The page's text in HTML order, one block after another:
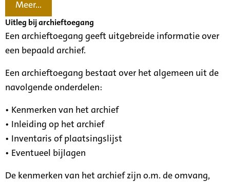
Meer...
Uitleg bij archieftoegang
Een archieftoegang geeft uitgebreide informatie over
een bepaald archief.
Een archieftoegang bestaat over het algemeen uit de
navolgende onderdelen:
• Kenmerken van het archief
• Inleiding op het archief
• Inventaris of plaatsingslijst
• Eventueel bijlagen
De kenmerken van het archief zijn o.m. de omvang,